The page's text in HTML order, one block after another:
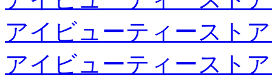
アイビューティースト
アイビューティースト